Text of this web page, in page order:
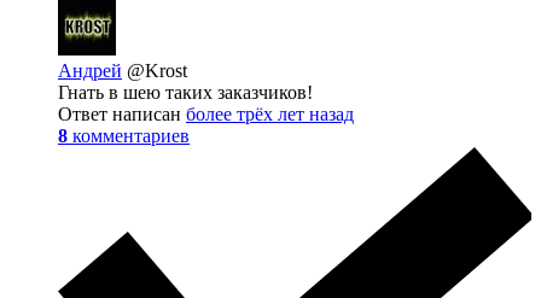
Андрей @Krost
Гнать в шею таких заказчиков!
Ответ написан более трёх лет назад
8 комментариев